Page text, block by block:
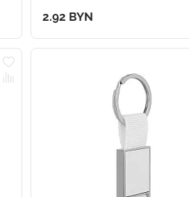
2.92 BYN